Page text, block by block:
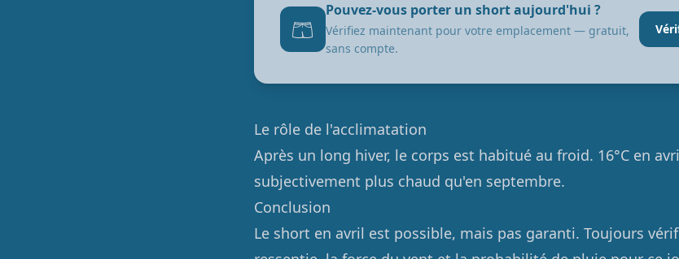
🩳
Pouvez-vous porter un short aujourd'hui ?
Vérifiez maintenant pour votre emplacement — gratuit,
sans compte.
Le rôle de l'acclimatation
Après un long hiver, le corps est habitué au froid. 16°C en
subjectivement plus chaud qu'en septembre.
Conclusion
Le short en avril est possible, mais pas garanti. Toujours